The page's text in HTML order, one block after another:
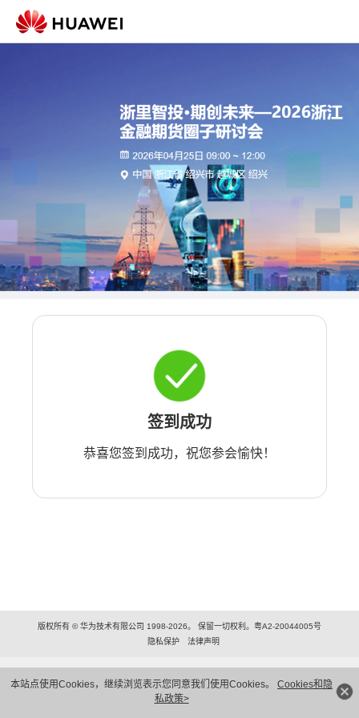
本站点使用Cookies，继续浏览表示您同意我们使用Cookies。 Cookies和隐
私政策>
签到成功
恭喜您签到成功，祝您参会愉快！
版权所有 © 华为技术有限公司 1998-2026。 保留一切权利。粤A2-20044005号
隐私保护
法律声明